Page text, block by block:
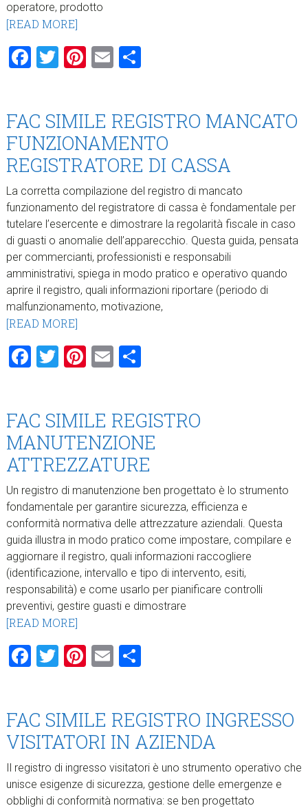
operatore, prodotto
[READ MORE]
Facebook
Twitter
Pinterest
EmailCondividi
FAC SIMILE REGISTRO MANCATO
FUNZIONAMENTO
REGISTRATORE DI CASSA
La corretta compilazione del registro di mancato
funzionamento del registratore di cassa è fondamentale per
tutelare l’esercente e dimostrare la regolarità fiscale in caso
di guasti o anomalie dell’apparecchio. Questa guida, pensata
per commercianti, professionisti e responsabili
amministrativi, spiega in modo pratico e operativo quando
aprire il registro, quali informazioni riportare (periodo di
malfunzionamento, motivazione,
[READ MORE]
Facebook
Twitter
Pinterest
EmailCondividi
FAC SIMILE REGISTRO
MANUTENZIONE
ATTREZZATURE
Un registro di manutenzione ben progettato è lo strumento
fondamentale per garantire sicurezza, efficienza e
conformità normativa delle attrezzature aziendali. Questa
guida illustra in modo pratico come impostare, compilare e
aggiornare il registro, quali informazioni raccogliere
(identificazione, intervallo e tipo di intervento, esiti,
responsabilità) e come usarlo per pianificare controlli
preventivi, gestire guasti e dimostrare
[READ MORE]
Facebook
Twitter
Pinterest
EmailCondividi
FAC SIMILE REGISTRO INGRESSO
VISITATORI IN AZIENDA
Il registro di ingresso visitatori è uno strumento operativo che
unisce esigenze di sicurezza, gestione delle emergenze e
obblighi di conformità normativa: se ben progettato